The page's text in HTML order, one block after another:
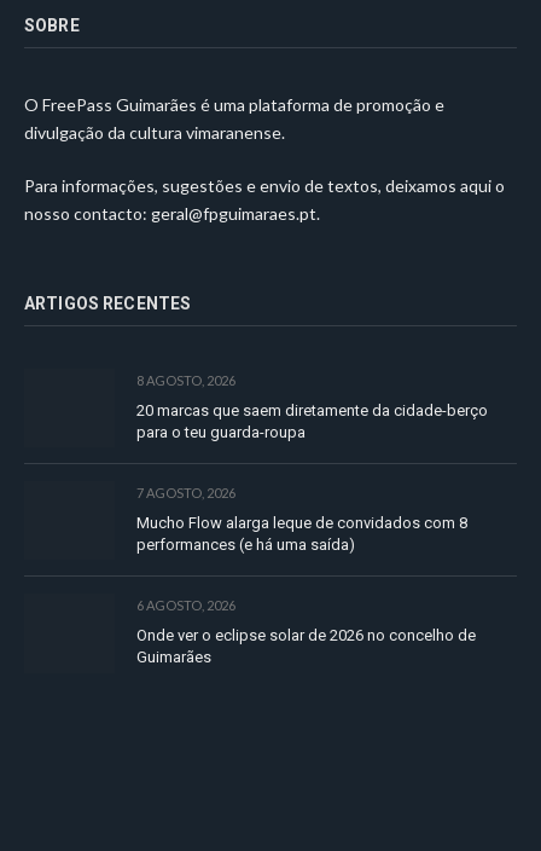
SOBRE
O FreePass Guimarães é uma plataforma de promoção e
divulgação da cultura vimaranense.
Para informações, sugestões e envio de textos, deixamos aqui o
nosso contacto: geral@fpguimaraes.pt.
ARTIGOS RECENTES
8 AGOSTO, 2026
20 marcas que saem diretamente da cidade-berço
para o teu guarda-roupa
7 AGOSTO, 2026
Mucho Flow alarga leque de convidados com 8
performances (e há uma saída)
6 AGOSTO, 2026
Onde ver o eclipse solar de 2026 no concelho de
Guimarães